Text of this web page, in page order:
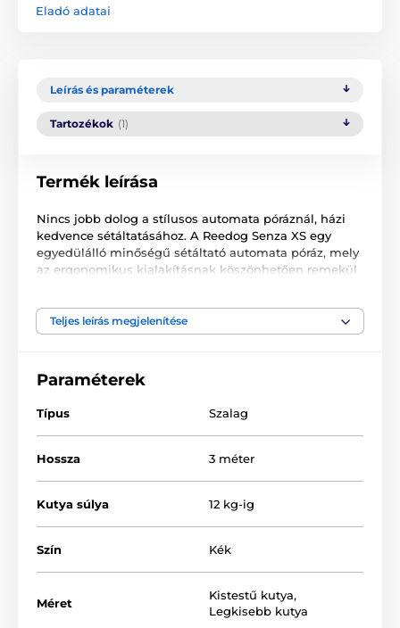
Eladó adatai
Leírás és paraméterek
Tartozékok (1)
Termék leírása
Nincs jobb dolog a stílusos automata póráznál, házi
kedvence sétáltatásához. A Reedog Senza XS egy
egyedülálló minőségű sétáltató automata póráz, mely
az ergonomikus kialakításnak köszönhetően remekül
gombnyomással 3 fékezési módot biztosíthat. A cseh
márkájú termék ideális kiskutyák számára, 12 kg-ig.
A Reedog Senza Premium
Teljes leírás megjelenítése
Paraméterek
Típus Szalag
Hossza 3 méter
Kutya súlya 12 kg-ig
Szín Kék
Méret
Kistestű kutya,
Legkisebb kutya